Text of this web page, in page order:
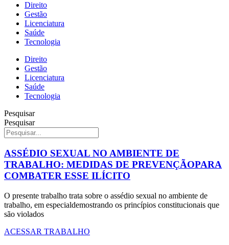
Direito
Gestão
Licenciatura
Saúde
Tecnologia
Direito
Gestão
Licenciatura
Saúde
Tecnologia
Pesquisar
Pesquisar
ASSÉDIO SEXUAL NO AMBIENTE DE
TRABALHO: MEDIDAS DE PREVENÇÃOPARA
COMBATER ESSE ILÍCITO
O presente trabalho trata sobre o assédio sexual no ambiente de
trabalho, em especialdemostrando os princípios constitucionais que
são violados
ACESSAR TRABALHO